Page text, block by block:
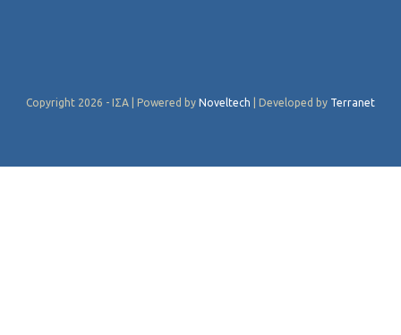
Copyright 2026 - ΙΣΑ | Powered by Noveltech | Developed by Terranet